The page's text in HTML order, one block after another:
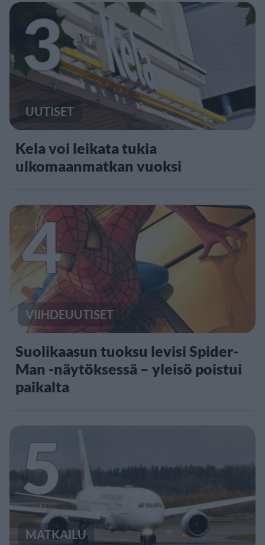
3
UUTISET
Kela voi leikata tukia
ulkomaanmatkan vuoksi
4
VIIHDEUUTISET
Suolikaasun tuoksu levisi Spider-
Man -näytöksessä – yleisö poistui
paikalta
5
MATKAILU